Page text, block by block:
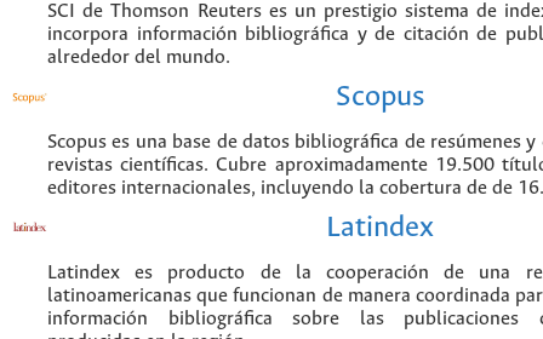
SCI de Thomson Reuters es un prestigio sistema de
incorpora información bibliográfica y de citación de
alrededor del mundo.
Scopus
Scopus es una base de datos bibliográfica de resúmenes
revistas científicas. Cubre aproximadamente 19.500
editores internacionales, incluyendo la cobertura de de
Latindex
Latindex es producto de la cooperación de una
latinoamericanas que funcionan de manera coordinada
información bibliográfica sobre las publicaciones